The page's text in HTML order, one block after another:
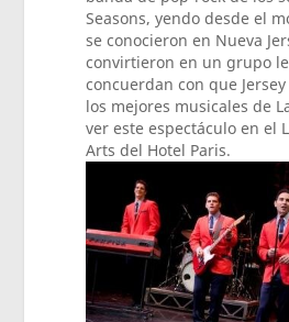
Seasons, yendo desde el
se conocieron en Nueva
convirtieron en un grupo
concuerdan con que
los mejores musicales de
ver este espectáculo en el
Arts del Hotel Paris.